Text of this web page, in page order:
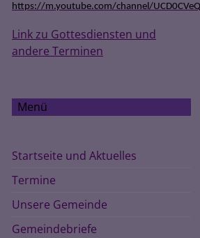
https://m.youtube.com/channel/
Link zu Gottesdiensten und
andere Terminen
Menü
Startseite und Aktuelles
Termine
Unsere Gemeinde
Gemeindebriefe